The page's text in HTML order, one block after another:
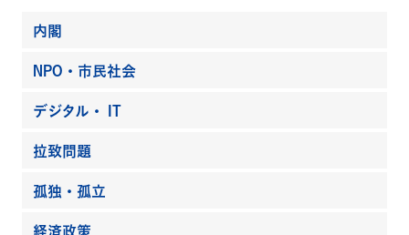
内閣
NPO・市民社会
デジタル・ IT
拉致問題
孤独・孤立
経済政策